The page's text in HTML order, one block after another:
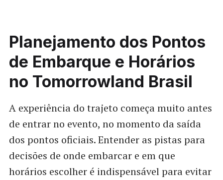
Planejamento dos Pontos
de Embarque e Horários
no Tomorrowland Brasil
A experiência do trajeto começa muito antes
de entrar no evento, no momento da saída
dos pontos oficiais. Entender as pistas para
decisões de onde embarcar e em que
horários escolher é indispensável para evitar